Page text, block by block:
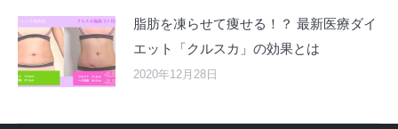
脂肪を凍らせて痩せる！？ 最新医療ダイ
エット「クルスカ」の効果とは
2020年12月28日